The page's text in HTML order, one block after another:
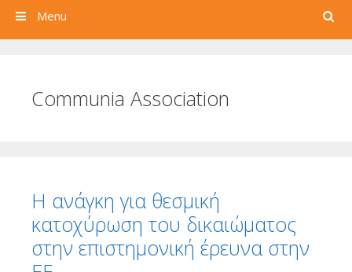
Search
Menu
Communia Association
Η ανάγκη για θεσμική
κατοχύρωση του δικαιώματος
στην επιστημονική έρευνα στην